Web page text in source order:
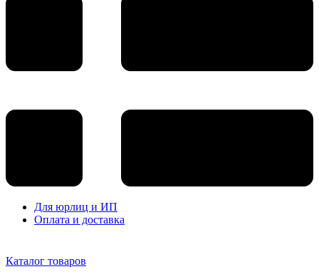
Для юрлиц и ИП
Оплата и доставка
Каталог товаров